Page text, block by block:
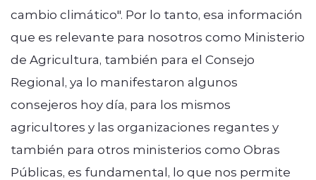
cambio climático". Por lo tanto, esa información
que es relevante para nosotros como Ministerio
de Agricultura, también para el Consejo
Regional, ya lo manifestaron algunos
consejeros hoy día, para los mismos
agricultores y las organizaciones regantes y
también para otros ministerios como Obras
Públicas, es fundamental, lo que nos permite